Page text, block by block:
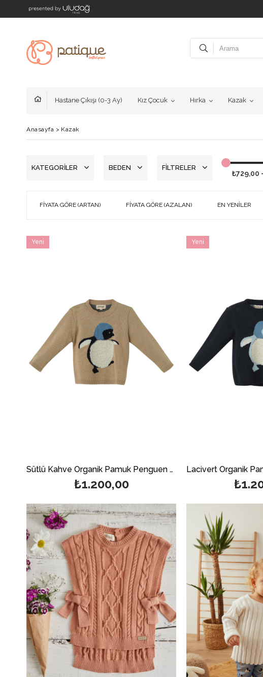
Hastane Çıkışı (0-3 Ay) Kız Çocuk Hırka Kazak
Anasayfa > Kazak
KATEGORILER BEDEN FILTRELER
₺729,00
FIYATA GÖRE (ARTAN) FIYATA GÖRE (AZALAN) EN YENILER
Sütlü Kahve Organik Pamuk Penguen Desenli Kazak
₺1.200,00
Yeni
Yeni